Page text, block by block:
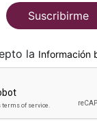
Suscribirme
He leido y acepto la Información